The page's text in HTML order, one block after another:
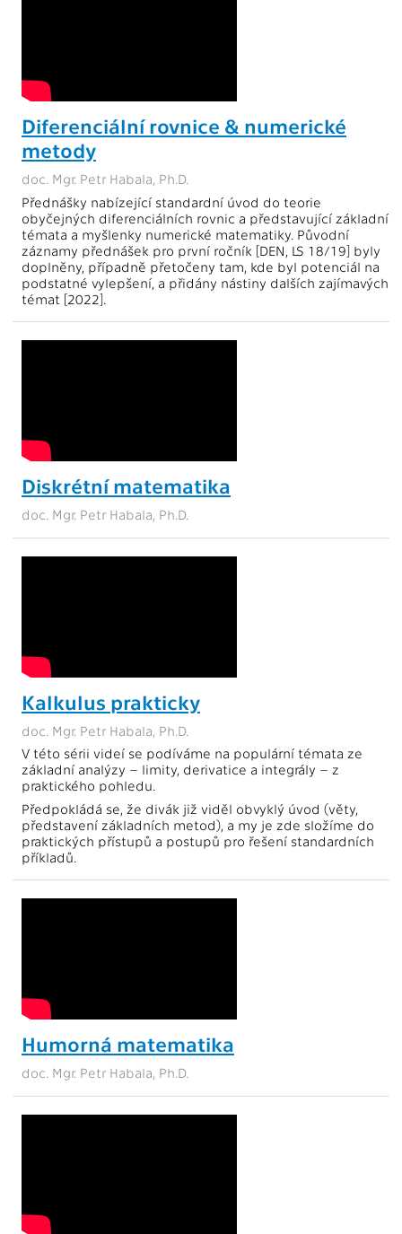
Diferenciální rovnice & numerické
metody
doc. Mgr. Petr Habala, Ph.D.
Přednášky nabízející standardní úvod do teorie
obyčejných diferenciálních rovnic a představující základní
témata a myšlenky numerické matematiky. Původní
záznamy přednášek pro první ročník [DEN, LS 18/19] byly
doplněny, případně přetočeny tam, kde byl potenciál na
podstatné vylepšení, a přidány nástiny dalších zajímavých
témat [2022].
Diskrétní matematika
doc. Mgr. Petr Habala, Ph.D.
Kalkulus prakticky
doc. Mgr. Petr Habala, Ph.D.
V této sérii videí se podíváme na populární témata ze
základní analýzy – limity, derivatice a integrály – z
praktického pohledu.
Předpokládá se, že divák již viděl obvyklý úvod (věty,
představení základních metod), a my je zde složíme do
praktických přístupů a postupů pro řešení standardních
příkladů.
Humorná matematika
doc. Mgr. Petr Habala, Ph.D.